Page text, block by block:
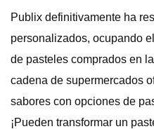
Publix definitivamente ha
personalizados, ocupando
de pasteles comprados en
cadena de supermercados
sabores con opciones de
¡Pueden transformar un